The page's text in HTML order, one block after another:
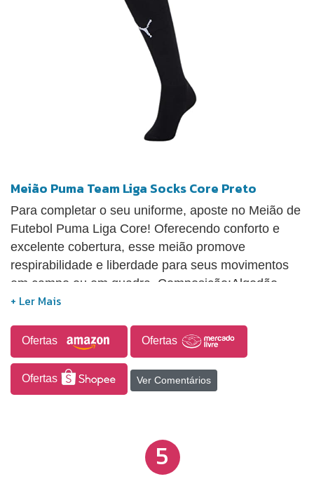
Meião Puma Team Liga Socks Core Preto
Para completar o seu uniforme, aposte no Meião de
Futebol Puma Liga Core! Oferecendo conforto e
excelente cobertura, esse meião promove
respirabilidade e liberdade para seus movimentos
em campo ou em quadra. Composição:Algodão,
Poliéster e Elastano.
Ofertas Ofertas
Ofertas Ver Comentários
5